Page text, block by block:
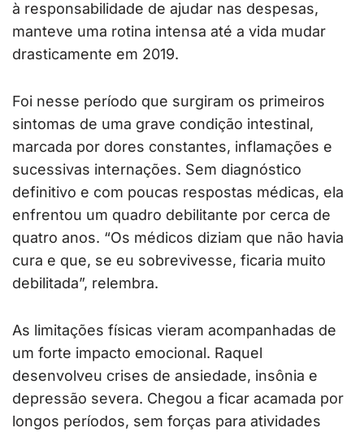
à responsabilidade de ajudar nas despesas,
manteve uma rotina intensa até a vida mudar
drasticamente em 2019.
Foi nesse período que surgiram os primeiros
sintomas de uma grave condição intestinal,
marcada por dores constantes, inflamações e
sucessivas internações. Sem diagnóstico
definitivo e com poucas respostas médicas, ela
enfrentou um quadro debilitante por cerca de
quatro anos. “Os médicos diziam que não havia
cura e que, se eu sobrevivesse, ficaria muito
debilitada”, relembra.
As limitações físicas vieram acompanhadas de
um forte impacto emocional. Raquel
desenvolveu crises de ansiedade, insônia e
depressão severa. Chegou a ficar acamada por
longos períodos, sem forças para atividades